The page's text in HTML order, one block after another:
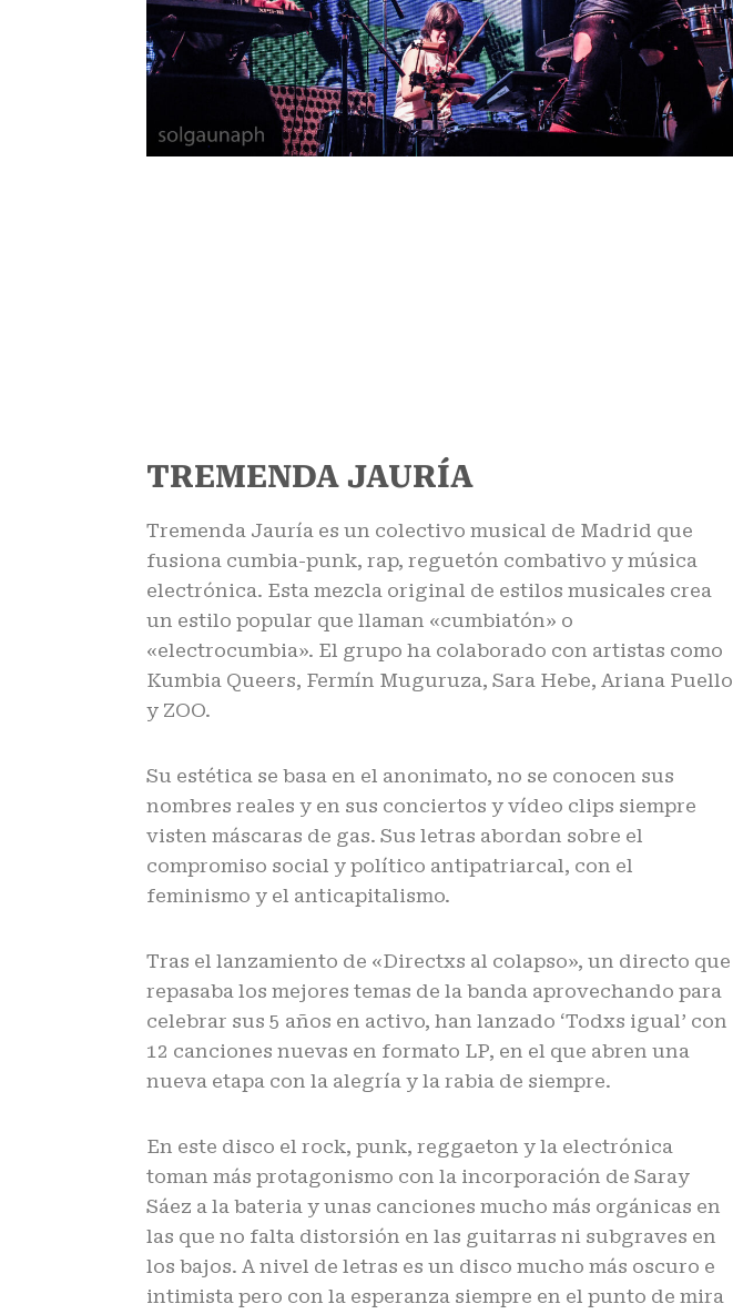
TREMENDA JAURÍA
Tremenda Jauría es un colectivo musical de Madrid que
fusiona cumbia-punk, rap, reguetón combativo y música
electrónica. Esta mezcla original de estilos musicales crea
un estilo popular que llaman «cumbiatón» o
«electrocumbia». El grupo ha colaborado con artistas como
Kumbia Queers, Fermín Muguruza, Sara Hebe, Ariana Puello
y ZOO.
Su estética se basa en el anonimato, no se conocen sus
nombres reales y en sus conciertos y vídeo clips siempre
visten máscaras de gas. Sus letras abordan sobre el
compromiso social y político antipatriarcal, con el
feminismo y el anticapitalismo.
Tras el lanzamiento de «Directxs al colapso», un directo que
repasaba los mejores temas de la banda aprovechando para
celebrar sus 5 años en activo, han lanzado ‘Todxs igual’ con
12 canciones nuevas en formato LP, en el que abren una
nueva etapa con la alegría y la rabia de siempre.
En este disco el rock, punk, reggaeton y la electrónica
toman más protagonismo con la incorporación de Saray
Sáez a la bateria y unas canciones mucho más orgánicas en
las que no falta distorsión en las guitarras ni subgraves en
los bajos. A nivel de letras es un disco mucho más oscuro e
intimista pero con la esperanza siempre en el punto de mira